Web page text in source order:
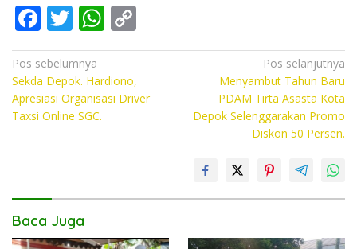
F
ac
e
b
o
T
w
itt
er
W
h
at
s
o
y
Navigasi
pos
Pos sebelumnya
Sekda Depok. Hardiono,
Apresiasi Organisasi Driver
Taxsi Online SGC.
Pos selanjutnya
Menyambut Tahun Baru
PDAM Tirta Asasta Kota
Depok Selenggarakan Promo
Diskon 50 Persen.
Baca Juga